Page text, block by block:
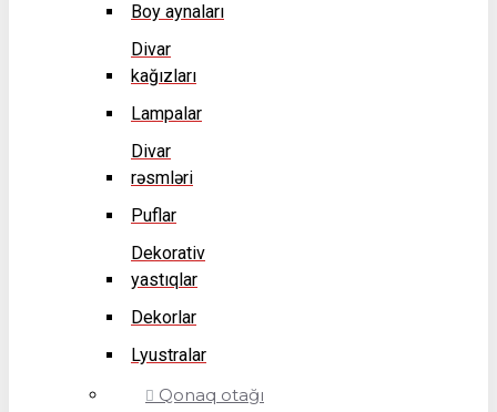
Boy aynaları
Divar
kağızları
Lampalar
Divar
rəsmləri
Puflar
Dekorativ
yastıqlar
Dekorlar
Lyustralar
Qonaq otağı